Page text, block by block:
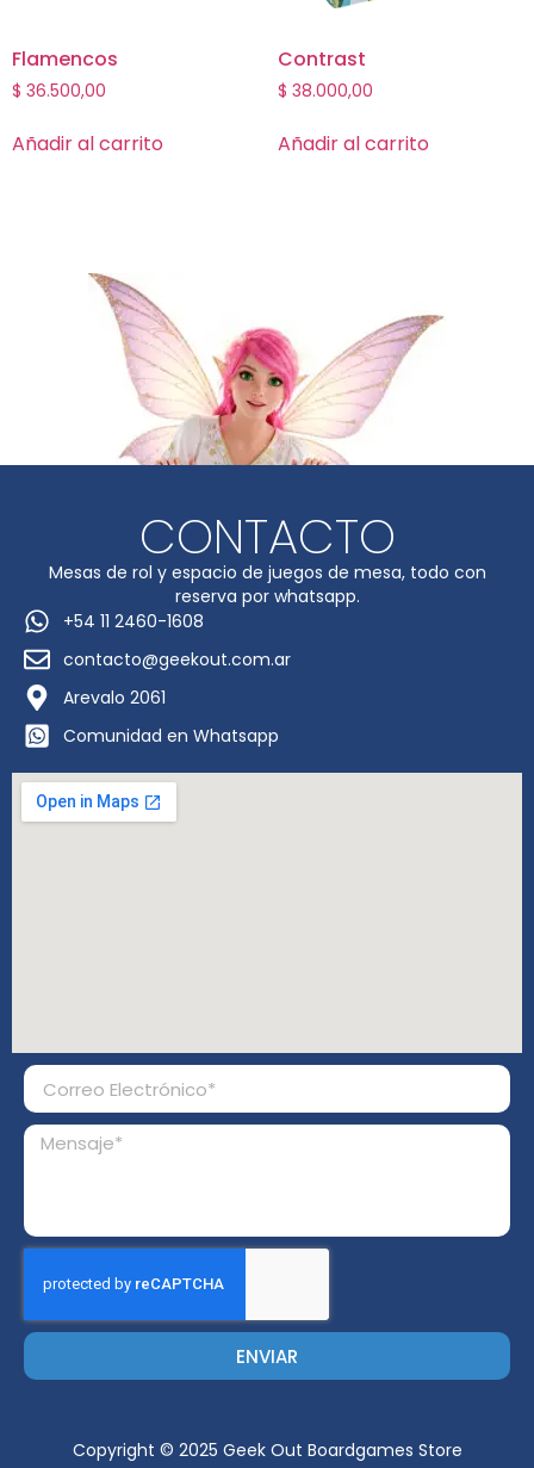
Flamencos
$ 36.500,00
Añadir al carrito
Contrast
$ 38.000,00
Añadir al carrito
CONTACTO
Mesas de rol y espacio de juegos de mesa, todo con
reserva por whatsapp.
+54 11 2460-1608
contacto@geekout.com.ar
Arevalo 2061
Comunidad en Whatsapp
ENVIAR
Copyright © 2025 Geek Out Boardgames Store